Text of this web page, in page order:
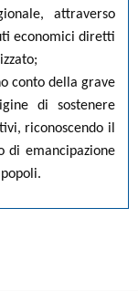
attraverso
economici diretti
conto della grave
di sostenere
riconoscendo il
di emancipazione